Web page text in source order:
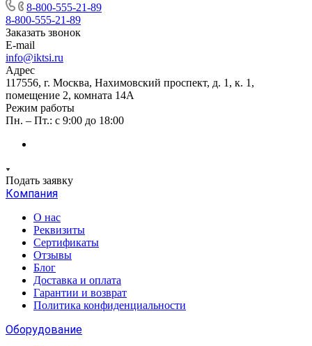
8-800-555-21-89
8-800-555-21-89
Заказать звонок
E-mail
info@iktsi.ru
Адрес
117556, г. Москва, Нахимовский проспект, д. 1, к. 1,
помещение 2, комната 14А
Режим работы
Пн. – Пт.: с 9:00 до 18:00
Подать заявку
Компания
О нас
Реквизиты
Сертификаты
Отзывы
Блог
Доставка и оплата
Гарантии и возврат
Политика конфиденциальности
Оборудование